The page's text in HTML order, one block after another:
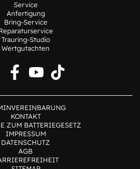
Service
Anfertigung
Bring-Service
Trauring-Studio
Wertgutachten
KONTAKT
ZUM BATTERIEGESETZ
IMPRESSUM
DATENSCHUTZ
AGB